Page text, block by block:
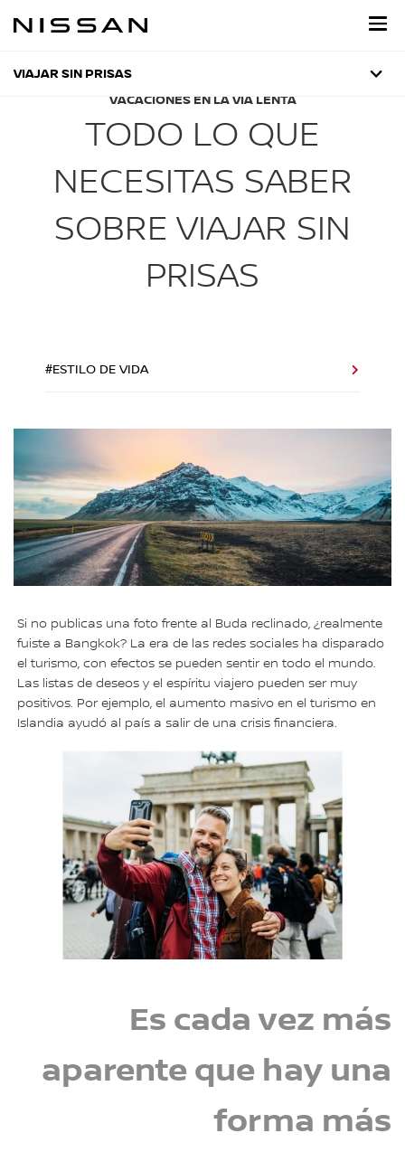
VIAJAR SIN PRISAS
VACACIONES EN LA VÍA LENTA
TODO LO QUE
NECESITAS SABER
SOBRE VIAJAR SIN
PRISAS
#ESTILO DE VIDA
Si no publicas una foto frente al Buda reclinado, ¿realmente
fuiste a Bangkok? La era de las redes sociales ha disparado
el turismo, con efectos se pueden sentir en todo el mundo.
Las listas de deseos y el espíritu viajero pueden ser muy
positivos. Por ejemplo, el aumento masivo en el turismo en
Islandia ayudó al país a salir de una crisis financiera.
Es cada vez más
aparente que hay una
forma más